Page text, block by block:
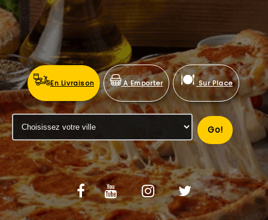
LA CARTE
VOTRE COMPTE
NOTRE RESTAURANT
VOS AVIS
MENTIONS LÉGALES
C.G.V
En Livraison A Emporter Sur Place
Go!